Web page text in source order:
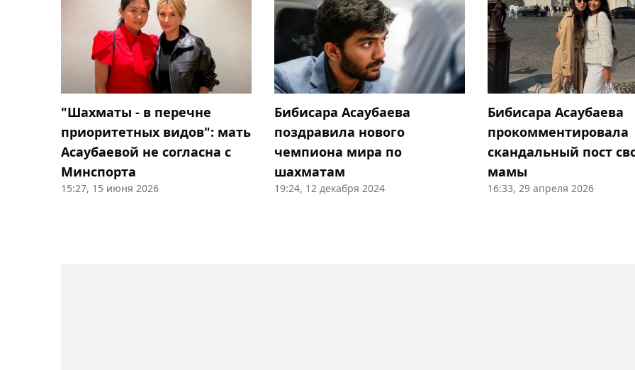
"Шахматы - в перечне
приоритетных видов": мать
Асаубаевой не согласна с
Минспорта
15:27, 15 июня 2026
Бибисара Асаубаева
поздравила нового
чемпиона мира по
шахматам
19:24, 12 декабря 2024
Бибисара Асаубаева
прокомментировала
скандальный пост
мамы
16:33, 29 апреля 2026